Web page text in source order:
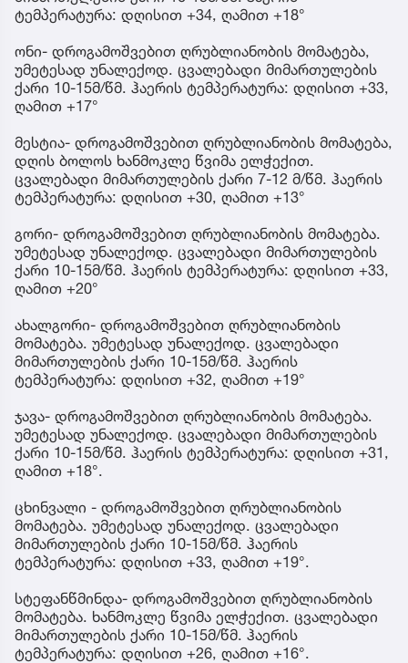
ტემპერატურა: დღისით +34, ღამით +18°
ონი- დროგამოშვებით ღრუბლიანობის მომატება,
უმეტესად უნალექოდ. ცვალებადი მიმართულების
ქარი 10-15მ/წმ. ჰაერის ტემპერატურა: დღისით +33,
ღამით +17°
მესტია- დროგამოშვებით ღრუბლიანობის მომატება,
დღის ბოლოს ხანმოკლე წვიმა ელჭექით.
ცვალებადი მიმართულების ქარი 7-12 მ/წმ. ჰაერის
ტემპერატურა: დღისით +30, ღამით +13°
გორი- დროგამოშვებით ღრუბლიანობის მომატება.
უმეტესად უნალექოდ. ცვალებადი მიმართულების
ქარი 10-15მ/წმ. ჰაერის ტემპერატურა: დღისით +33,
ღამით +20°
ახალგორი- დროგამოშვებით ღრუბლიანობის
მომატება. უმეტესად უნალექოდ. ცვალებადი
მიმართულების ქარი 10-15მ/წმ. ჰაერის
ტემპერატურა: დღისით +32, ღამით +19°
ჯავა- დროგამოშვებით ღრუბლიანობის მომატება.
უმეტესად უნალექოდ. ცვალებადი მიმართულების
ქარი 10-15მ/წმ. ჰაერის ტემპერატურა: დღისით +31,
ღამით +18°.
ცხინვალი - დროგამოშვებით ღრუბლიანობის
მომატება. უმეტესად უნალექოდ. ცვალებადი
მიმართულების ქარი 10-15მ/წმ. ჰაერის
ტემპერატურა: დღისით +33, ღამით +19°.
სტეფანწმინდა- დროგამოშვებით ღრუბლიანობის
მომატება. ხანმოკლე წვიმა ელჭექით. ცვალებადი
მიმართულების ქარი 10-15მ/წმ. ჰაერის
ტემპერატურა: დღისით +26, ღამით +16°.